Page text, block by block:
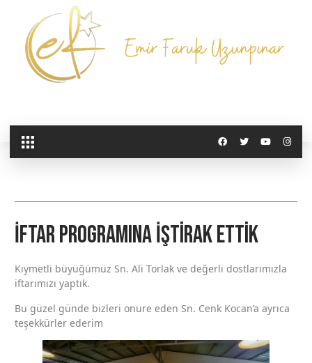
İftar Programına İştirak Ettik
Kıymetli büyüğümüz Sn. Ali Torlak ve değerli dostlarımızla
iftarımızı yaptık.
Bu güzel günde bizleri onure eden Sn. Cenk Kocan’a ayrıca
teşekkürler ederim